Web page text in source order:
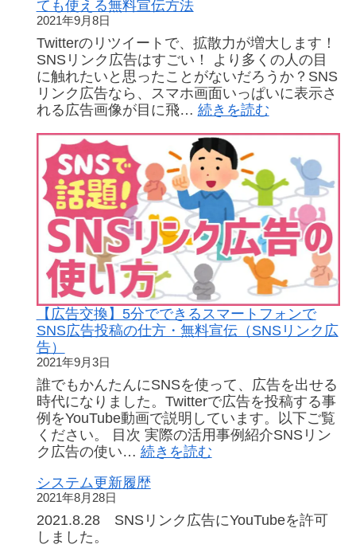
お
手
伝
い。
誰
も
ん
た
ん
無
料
広
告
を
実
現
ても使える無料宣伝方法
2021年9月8日
Twitterのリツイートで、拡散力が増大します！
SNSリンク広告はすごい！ より多くの人の目
に触れたいと思ったことがないだろうか？SNS
リンク広告なら、スマホ画面いっぱいに表示さ
れる広告画像が目に飛… 続きを読む:
換】
SNS
リ
ン
ク
広
告
で
リ
ツ
ト
さ
れ
て
も
無
料
【広告交換】5分でできるスマートフォンで
SNS広告投稿の仕方・無料宣伝（SNSリンク広
告）
2021年9月3日
誰でもかんたんにSNSを使って、広告を出せる
時代になりました。Twitterで広告を投稿する事
例をYouTube動画で説明しています。以下ご覧
ください。 目次 実際の活用事例紹介SNSリン
ク広告の使い… 続きを読む:
換】
システム更新履歴
2021年8月28日
2021.8.28 SNSリンク広告にYouTubeを許可
しました。